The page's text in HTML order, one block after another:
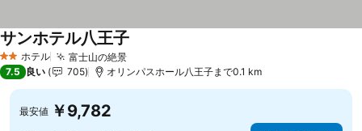
2 ホテルのランク
ホテル 富士山の絶景
サンホテル八王子
7.5 良い 705 オリンパスホール八王子まで0.1 km
最安値 ￥9,782